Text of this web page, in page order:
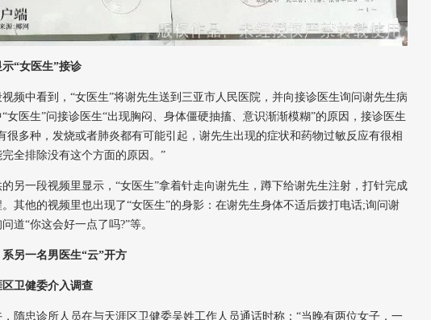
“女医生”接诊
中看到，“女医生”将谢先生送到三亚市人民医院，并向接诊医生询问谢先生病
女医生”问接诊医生“出现胸闷、身体僵硬抽搐、意识渐渐模糊”的原因，接诊医生
很多种，发烧或者肺炎都有可能引起，谢先生出现的症状和药物过敏反应有很相
全排除没有这个方面的原因。”
一段视频里显示，“女医生”拿着针走向谢先生，蹲下给谢先生注射，打针完成
其他的视频里也出现了“女医生”的身影：在谢先生身体不适后拨打电话;询问谢
道“你这会好一点了吗?”等。
一名男医生“云”开方
卫健委介入调查
忠诊所人员在与天涯区卫健委吴姓工作人员通话时称：“当晚有两位女子，一